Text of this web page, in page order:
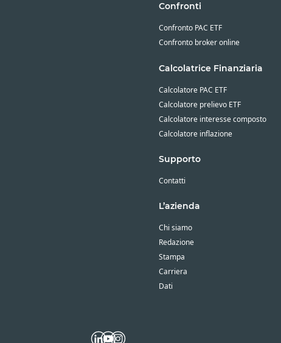
Confronti
Confronto PAC ETF
Confronto broker online
Calcolatrice Finanziaria
Calcolatore PAC ETF
Calcolatore prelievo ETF
Calcolatore interesse composto
Calcolatore inflazione
Supporto
Contatti
L’azienda
Chi siamo
Redazione
Stampa
Carriera
Dati